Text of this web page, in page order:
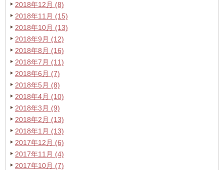
2018年12月 (8)
2018年11月 (15)
2018年10月 (13)
2018年9月 (12)
2018年8月 (16)
2018年7月 (11)
2018年6月 (7)
2018年5月 (8)
2018年4月 (10)
2018年3月 (9)
2018年2月 (13)
2018年1月 (13)
2017年12月 (6)
2017年11月 (4)
2017年10月 (7)